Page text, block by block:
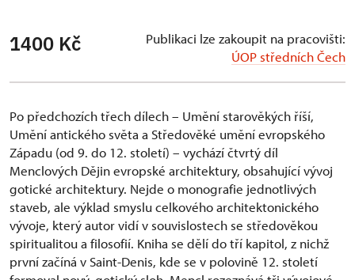
1400 Kč
Publikaci lze zakoupit na pracovišti:
ÚOP středních Čech
Po předchozích třech dílech – Umění starověkých říší,
Umění antického světa a Středověké umění evropského
Západu (od 9. do 12. století) – vychází čtvrtý díl
Menclových Dějin evropské architektury, obsahující vývoj
gotické architektury. Nejde o monografie jednotlivých
staveb, ale výklad smyslu celkového architektonického
vývoje, který autor vidí v souvislostech se středověkou
spiritualitou a filosofií. Kniha se dělí do tří kapitol, z nichž
první začíná v Saint‑Denis, kde se v polovině 12. století